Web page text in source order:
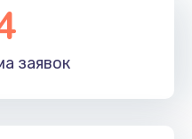
заявок